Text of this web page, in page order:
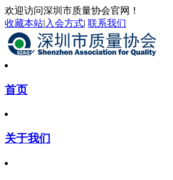
欢迎访问深圳市质量协会官网！
收藏本站| 入会方式| 联系我们
首页
关于我们